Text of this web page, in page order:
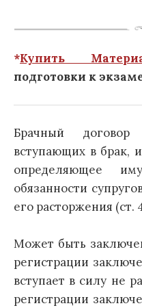
*Купить
подготовки к
Брачный
вступающих в брак,
определяющее
обязанности
его расторжения (ст.
Может быть
регистрации
вступает в силу не
регистрации